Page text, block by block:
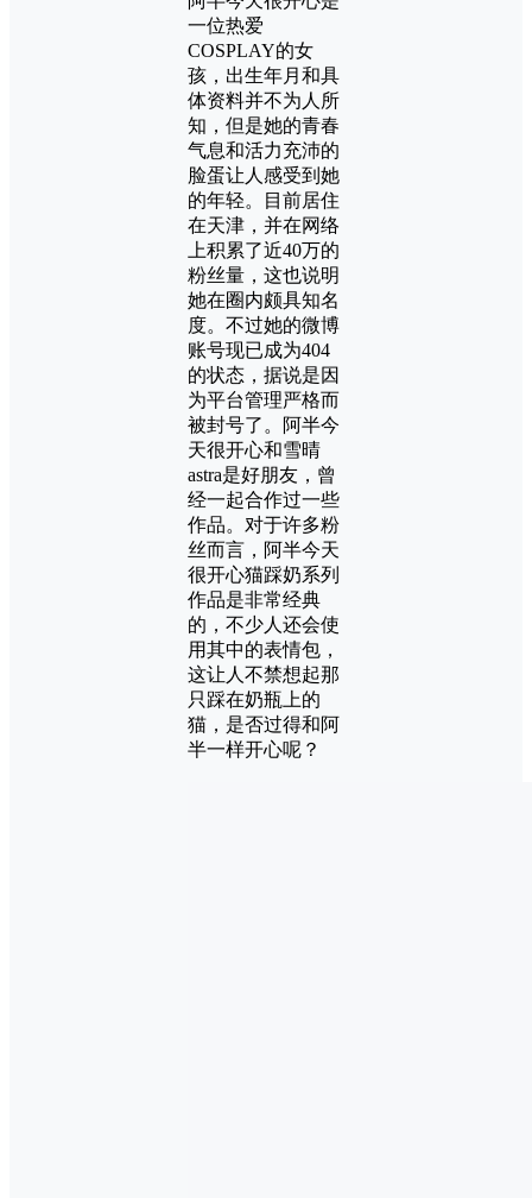
一位热爱
COSPLAY的女
孩，出生年月和具
体资料并不为人所
知，但是她的青春
气息和活力充沛的
脸蛋让人感受到她
的年轻。目前居住
在天津，并在网络
上积累了近40万的
粉丝量，这也说明
她在圈内颇具知名
度。不过她的微博
账号现已成为404
的状态，据说是因
为平台管理严格而
被封号了。阿半今
天很开心和雪晴
astra是好朋友，曾
经一起合作过一些
作品。对于许多粉
丝而言，阿半今天
很开心猫踩奶系列
作品是非常经典
的，不少人还会使
用其中的表情包，
这让人不禁想起那
只踩在奶瓶上的
猫，是否过得和阿
半一样开心呢？